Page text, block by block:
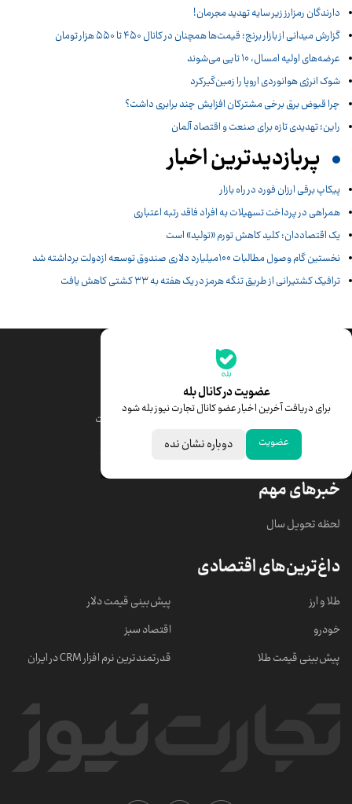
دارندگان رمزارز زیر سایه تهدید مجرمان!
گزارش میدانی از بازار برنج؛ قیمت‌ها همچنان در کانال ۴۵۰ تا ۵۵۰ هزار تومان
عرضه‌های اولیه امسال، 10 تایی می‌شوند
شوک انرژی هوانوردی اروپا را زمین‌گیر‌کرد
چرا قبوض برق برخی مشترکان افزایش چند برابری داشت؟
راین؛ تهدیدی تازه برای صنعت و اقتصاد آلمان
پربازدیدترین اخبار
پیکاپ برقی ارزان فورد در راه بازار
همراهی در پرداخت تسهیلات به افراد فاقد رتبه اعتباری
یک اقتصاددان: کلید کاهش تورم «تولید» است
نخستین گام وصول مطالبات 100میلیارد دلاری صندوق توسعه ازدولت برداشته شد
ترافیک کشتیرانی از طریق تنگه هرمز در یک هفته به ۳۳ کشتی کاهش یافت
عضویت در کانال بله
برای دریافت آخرین اخبار عضو کانال تجارت نیوز بله شود
عضویت دوباره نشان نده
جدیدترین قیمت‌ها
قیمت دلار
قیمت سکه امامی
قیمت درهم امارات
ابزار تبدیل نرخ ارز
خبرهای مهم
لحظه تحویل سال
داغ‌ترین‌های اقتصادی
طلا و ارز
خودرو
پیش‌بینی قیمت طلا
پیش‌بینی قیمت دلار
اقتصاد سبز
قدرتمندترین نرم‌ افزار CRM در ایران